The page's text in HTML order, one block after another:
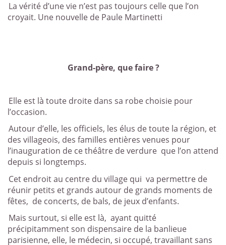
La vérité d’une vie n’est pas toujours celle que l’on
croyait. Une nouvelle de Paule Martinetti
Grand-père, que faire ?
Elle est là toute droite dans sa robe choisie pour
l’occasion.
Autour d’elle, les officiels, les élus de toute la région, et
des villageois, des familles entières venues pour
l’inauguration de ce théâtre de verdure que l’on attend
depuis si longtemps.
Cet endroit au centre du village qui va permettre de
réunir petits et grands autour de grands moments de
fêtes, de concerts, de bals, de jeux d’enfants.
Mais surtout, si elle est là, ayant quitté
précipitamment son dispensaire de la banlieue
parisienne, elle, le médecin, si occupé, travaillant sans